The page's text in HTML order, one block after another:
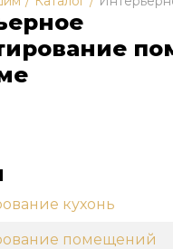
кухонь
помещений